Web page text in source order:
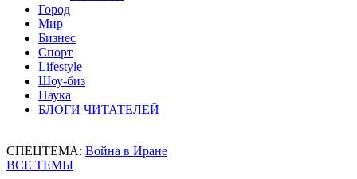
Город
Мир
Бизнес
Спорт
Lifestyle
Шоу-биз
Наука
БЛОГИ ЧИТАТЕЛЕЙ
СПЕЦТЕМА: Война в Иране
ВСЕ ТЕМЫ